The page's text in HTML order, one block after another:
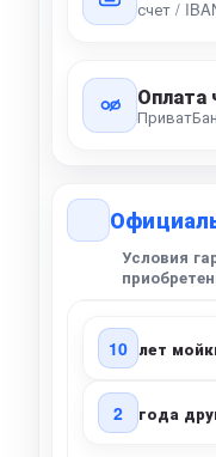
счет /
Оплата
Условия
10 лет
2 года